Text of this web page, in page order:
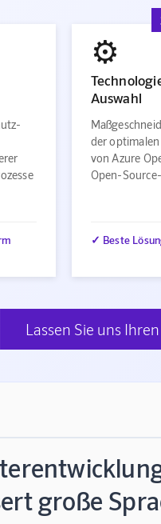
⚙️
Auswahl
der
von Azure
Open-
✓ Beste
Lassen Sie uns
große